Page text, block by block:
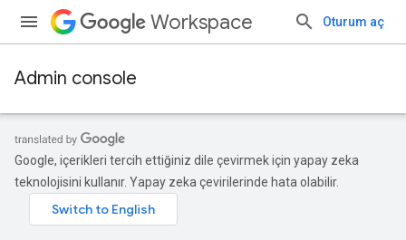
Workspace Oturum aç
Admin console
Google, içerikleri tercih ettiğiniz dile çevirmek için yapay zeka
teknolojisini kullanır. Yapay zeka çevirilerinde hata olabilir.